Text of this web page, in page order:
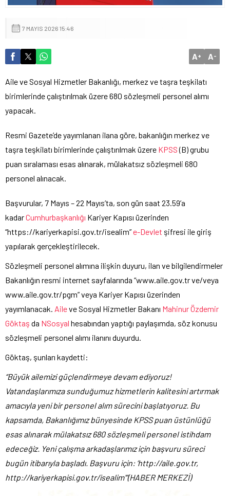
7 MAYIS 2026 15:46
A+ A-
Aile ve Sosyal Hizmetler Bakanlığı, merkez ve taşra teşkilatı
birimlerinde çalıştırılmak üzere 680 sözleşmeli personel alımı
yapacak.
Resmi Gazete’de yayımlanan ilana göre, bakanlığın merkez ve
taşra teşkilatı birimlerinde çalıştırılmak üzere KPSS(B) grubu
puan sıralaması esas alınarak, mülakatsız sözleşmeli 680
personel alınacak.
Başvurular, 7 Mayıs – 22 Mayıs’ta, son gün saat 23.59’a
kadarCumhurbaşkanlığı Kariyer Kapısı üzerinden
“https://kariyerkapisi.gov.tr/isealim”e-Devlet şifresi ile giriş
yapılarak gerçekleştirilecek.
Sözleşmeli personel alımına ilişkin duyuru, ilan ve bilgilendirmeler
Bakanlığın resmi internet sayfalarında “www.aile.gov.tr ve/veya
www.aile.gov.tr/pgm” veya Kariyer Kapısı üzerinden
yayımlanacak. Aileve Sosyal Hizmetler Bakanı Mahinur Özdemir
Göktaş da NSosyal hesabından yaptığı paylaşımda, söz konusu
sözleşmeli personel alımı ilanını duyurdu.
Göktaş, şunları kaydetti:
“Büyük ailemizi güçlendirmeye devam ediyoruz!
Vatandaşlarımıza sunduğumuz hizmetlerin kalitesini artırmak
amacıyla yeni bir personel alım sürecini başlatıyoruz. Bu
kapsamda, Bakanlığımız bünyesinde KPSS puan üstünlüğü
esas alınarak mülakatsız 680 sözleşmeli personel istihdam
edeceğiz. Yeni çalışma arkadaşlarımız için başvuru süreci
bugün itibarıyla başladı. Başvuru için: ‘http://aile.gov.tr,
http://kariyerkapisi.gov.tr/isealim'”(HABER MERKEZİ)